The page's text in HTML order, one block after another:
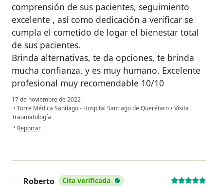
comprensión de sus pacientes, seguimiento
excelente , así como dedicación a verificar se
cumpla el cometido de logar el bienestar total
de sus pacientes.
Brinda alternativas, te da opciones, te brinda
mucha confianza, y es muy humano. Excelente
profesional muy recomendable 10/10
17 de noviembre de 2022
• Torre Médica Santiago - Hospital Santiago de Querétaro • Visita
Traumatología
• en opinión del usuario Alejandra
Reportar
Roberto Cita verificada